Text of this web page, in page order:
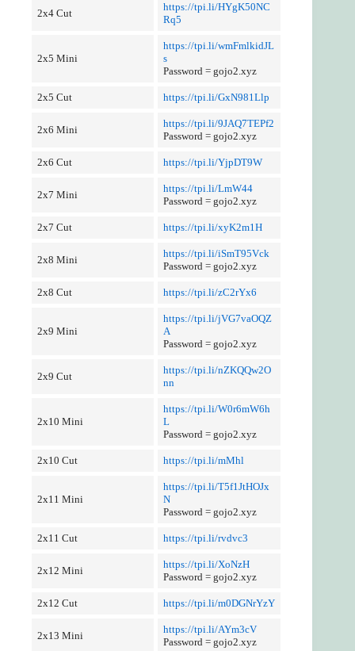
2x4 Cut
https://tpi.li/HYgK50NC
Rq5
2x5 Mini
https://tpi.li/wmFmlkidJL
s
Password = gojo2.xyz
2x5 Cut https://tpi.li/GxN981Llp
2x6 Mini
https://tpi.li/9JAQ7TEPf2
Password = gojo2.xyz
2x6 Cut https://tpi.li/YjpDT9W
2x7 Mini
https://tpi.li/LmW44
Password = gojo2.xyz
2x7 Cut https://tpi.li/xyK2m1H
2x8 Mini
https://tpi.li/iSmT95Vck
Password = gojo2.xyz
2x8 Cut https://tpi.li/zC2rYx6
2x9 Mini
https://tpi.li/jVG7vaOQZ
A
Password = gojo2.xyz
2x9 Cut
https://tpi.li/nZKQQw2O
nn
2x10 Mini
https://tpi.li/W0r6mW6h
L
Password = gojo2.xyz
2x10 Cut https://tpi.li/mMhl
2x11 Mini
https://tpi.li/T5f1JtHOJx
N
Password = gojo2.xyz
2x11 Cut https://tpi.li/rvdvc3
2x12 Mini
https://tpi.li/XoNzH
Password = gojo2.xyz
2x12 Cut https://tpi.li/m0DGNrYzY
2x13 Mini
https://tpi.li/AYm3cV
Password = gojo2.xyz